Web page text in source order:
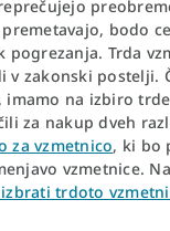
bodo
Trda
zakonski postelji.
na izbiro
za nakup dveh
za vzmetnico, ki bo
vzmetnice.
trdoto